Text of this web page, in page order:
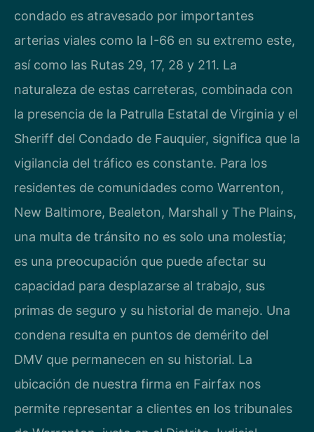
condado es atravesado por importantes
arterias viales como la I-66 en su extremo este,
así como las Rutas 29, 17, 28 y 211. La
naturaleza de estas carreteras, combinada con
la presencia de la Patrulla Estatal de Virginia y el
Sheriff del Condado de Fauquier, significa que la
vigilancia del tráfico es constante. Para los
residentes de comunidades como Warrenton,
New Baltimore, Bealeton, Marshall y The Plains,
una multa de tránsito no es solo una molestia;
es una preocupación que puede afectar su
capacidad para desplazarse al trabajo, sus
primas de seguro y su historial de manejo. Una
condena resulta en puntos de demérito del
DMV que permanecen en su historial. La
ubicación de nuestra firma en Fairfax nos
permite representar a clientes en los tribunales